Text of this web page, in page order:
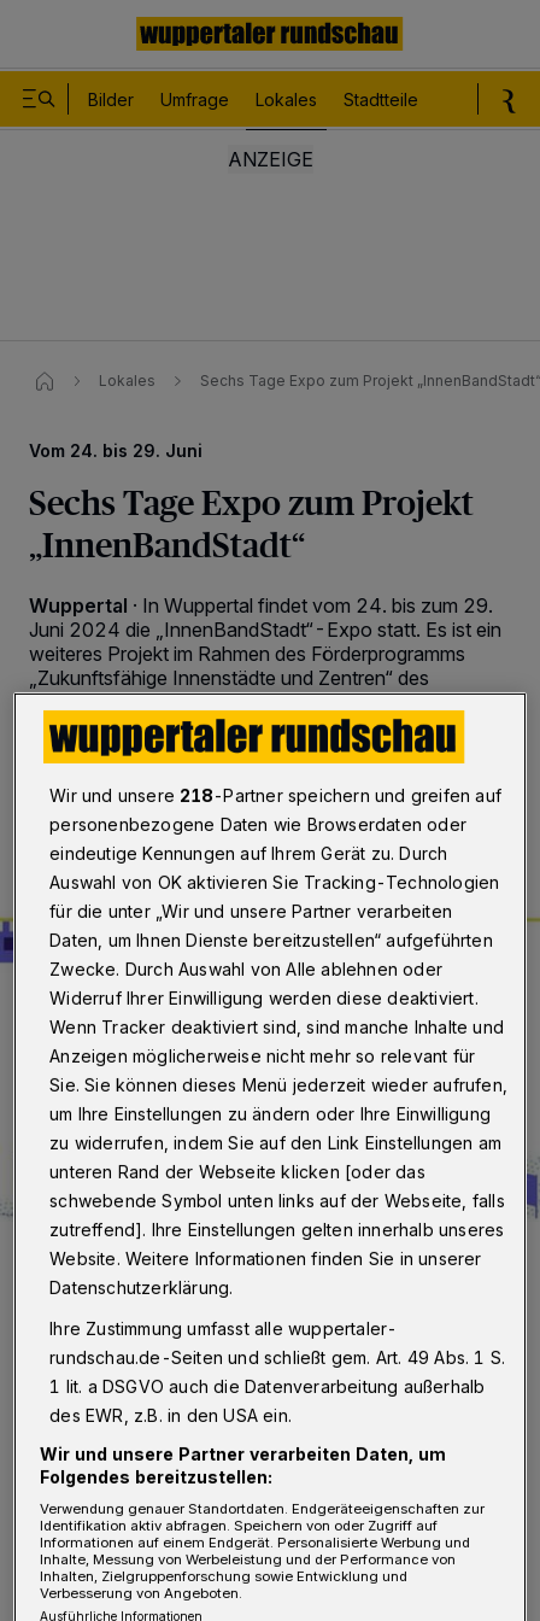
Bilder Umfrage Lokales Stadtteile
Lokales Sechs Tage Expo zum Projekt
Vom 24. bis 29. Juni
Sechs Tage Expo zum Projekt
„InnenBandStadt“
Wuppertal · In Wuppertal findet vom 24. bis zum 29.
Juni 2024 die „InnenBandStadt“-Expo statt. Es ist ein
weiteres Projekt im Rahmen des Förderprogramms
„Zukunftsfähige Innenstädte und Zentren“ des
Bundesministeriums für Wohnen.
13.06.2024 , 09:30 Uhr 2 Minuten Lesezeit
Das Logo zur Veranstaltung.
„Ziel der InnenBandStadt-Expo ist es, einen
Gesamteindruck über die zahlreichen
laufenden Projektbausteine zu geben und
weiterhin zur zukunftsweisenden
Innenstadtentwicklung zwischen Barmen und
Elberfeld beizutragen“, erklärt der
Wir und unsere 218-Partner speichern und greifen auf
personenbezogene Daten wie Browserdaten oder
eindeutige Kennungen auf Ihrem Gerät zu. Durch
Auswahl von OK aktivieren Sie Tracking-Technologien
für die unter „Wir und unsere Partner verarbeiten
Daten, um Ihnen Dienste bereitzustellen“ aufgeführten
Zwecke. Durch Auswahl von Alle ablehnen oder
Widerruf Ihrer Einwilligung werden diese deaktiviert.
Wenn Tracker deaktiviert sind, sind manche Inhalte und
Anzeigen möglicherweise nicht mehr so relevant für
Sie. Sie können dieses Menü jederzeit wieder aufrufen,
um Ihre Einstellungen zu ändern oder Ihre Einwilligung
zu widerrufen, indem Sie auf den Link Einstellungen am
unteren Rand der Webseite klicken [oder das
schwebende Symbol unten links auf der Webseite, falls
zutreffend]. Ihre Einstellungen gelten innerhalb unseres
Website. Weitere Informationen finden Sie in unserer
Datenschutzerklärung.
Ihre Zustimmung umfasst alle wuppertaler-
rundschau.de-Seiten und schließt gem. Art. 49 Abs. 1 S.
1 lit. a DSGVO auch die Datenverarbeitung außerhalb
des EWR, z.B. in den USA ein.
Wir und unsere Partner verarbeiten Daten, um
Folgendes bereitzustellen:
Verwendung genauer Standortdaten. Endgeräteeigenschaften zur
Identifikation aktiv abfragen. Speichern von oder Zugriff auf
Informationen auf einem Endgerät. Personalisierte Werbung und
Inhalte, Messung von Werbeleistung und der Performance von
Inhalten, Zielgruppenforschung sowie Entwicklung und
Verbesserung von Angeboten.
Ausführliche Informationen